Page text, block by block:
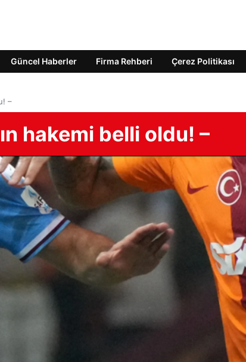
Güncel Haberler Firma Rehberi Çerez Politikası
–
hakemi belli oldu! –